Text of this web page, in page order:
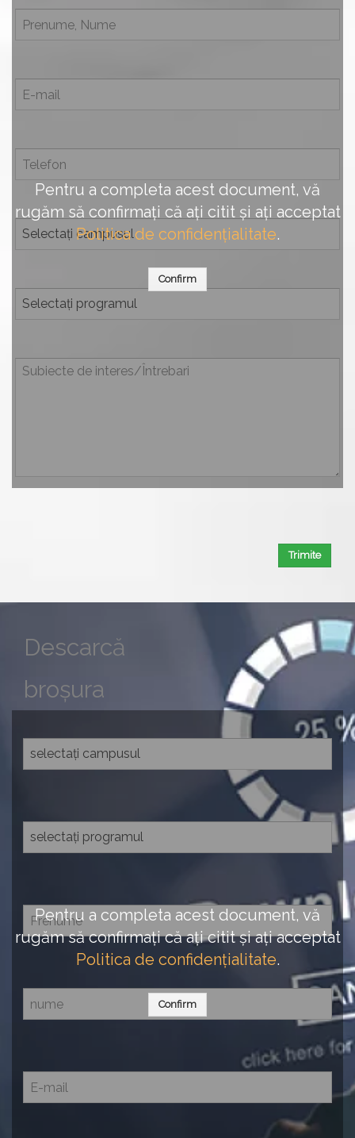
Pentru a completa acest document, vă
rugăm să confirmați că ați citit și ați acceptat
Politica de confidențialitate.
Confirm
Trimite
Descarcă
broșura
Pentru a completa acest document, vă
rugăm să confirmați că ați citit și ați acceptat
Politica de confidențialitate.
Confirm